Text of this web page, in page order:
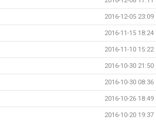
2016-12-05 23:09
2016-11-15 18:24
2016-11-10 15:22
2016-10-30 21:50
2016-10-30 08:36
2016-10-26 18:49
2016-10-20 19:37